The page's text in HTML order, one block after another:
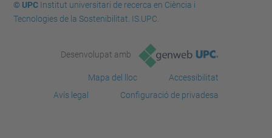
© UPCInstitut universitari de recerca en Ciència i
Tecnologies de la Sostenibilitat. IS.UPC.
Desenvolupat amb
Mapa del lloc
Accessibilitat
Avís legal
Configuració de privadesa